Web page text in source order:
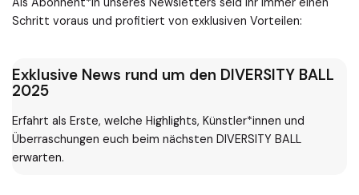
Schritt voraus und profitiert von exklusiven Vorteilen:
Exklusive News rund um den DIVERSITY BALL
2025
Erfahrt als Erste, welche Highlights, Künstler*innen und
Überraschungen euch beim nächsten DIVERSITY BALL
erwarten.